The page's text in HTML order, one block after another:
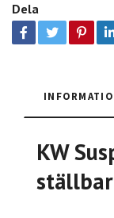
Dela
KW